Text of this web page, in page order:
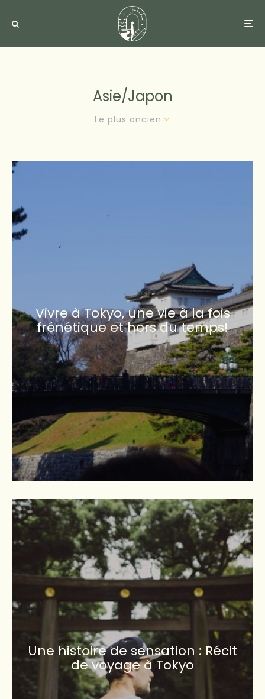
Asie/japon
Le plus ancien
Vivre à Tokyo, une vie à la fois
frénétique et hors du temps!
Une histoire de sensation : Récit
de voyage à Tokyo